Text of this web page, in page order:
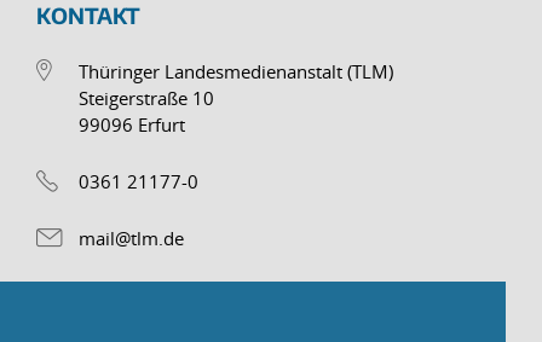
KONTAKT
Thüringer Landesmedienanstalt (TLM)
Steigerstraße 10
99096 Erfurt
0361 21177-0
mail@tlm.de